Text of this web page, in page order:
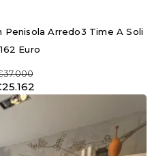
Penisola Arredo3 Time A Soli
Euro